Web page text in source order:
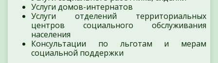
Услуги домов-интернатов
Услуги отделений территориальных
центров социального обслуживания
населения
Консультации по льготам и мерам
социальной поддержки